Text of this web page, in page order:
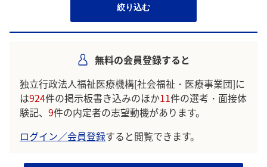
絞り込む
無料の会員登録すると
独立行政法人福祉医療機構[社会福祉・医療事業団]に
は924件の掲示板書き込みのほか11件の選考・面接体
験記、 9件の内定者の志望動機があります。
ログイン／会員登録すると閲覧できます。